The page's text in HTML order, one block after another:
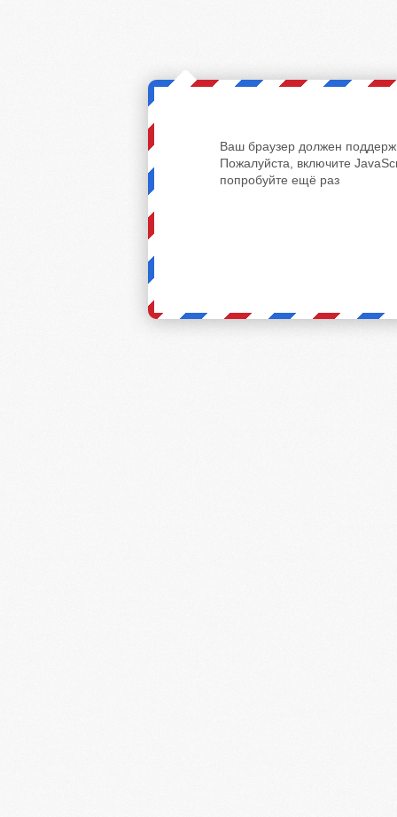
Ваш браузер должен
Пожалуйста, включите
попробуйте ещё раз